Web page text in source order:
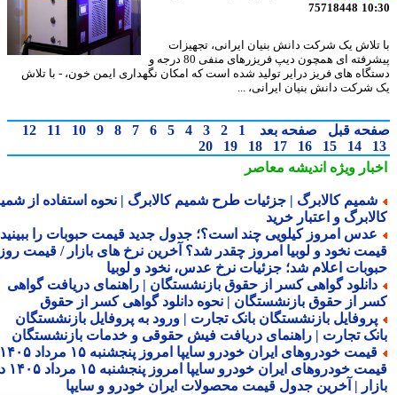
75718448
یک شرکت دانش بنیان ایرانی، تجهیزات
پیشرفته ای همچون دیپ فریزرهای منفی 80 درجه و
های فریز درایر تولید شده است که امکان نگهداری ایمن خون، - با تلاش
دانش بنیان ایرانی، ...
قبل صفحه بعد 1
2
3
4
5
6
7
8
9
10
11
12
14
15
16
17
18
19
20
ویژهاندیشه معاصر
کالابرگ | جزئیات طرح شمیم کالابرگ | نحوه استفاده از شمیم
و اعتبار خرید
امروز کیلویی چند است؟؛ جدول جدید قیمت حبوبات را ببینید /
نخود و لوبیا امروز چقدر شد؟ آخرین نرخ های بازار / قیمت روز
اعلام شد؛ جزئیات نرخ عدس، نخود و لوبیا
گواهی کسر از حقوق بازنشستگان | راهنمای دریافت گواهی
از حقوق بازنشستگان | نحوه دانلود گواهی کسر از حقوق
بازنشستگان بانک تجارت | ورود به پروفایل بازنشستگان
تجارت | راهنمای دریافت فیش حقوقی و خدمات بازنشستگان
قیمت خودروهای ایران خودرو سایپا امروز پنجشنبه ۱۵ مرداد ۱۴۰۵ |
قیمت خودروهای ایران خودرو سایپا امروز پنجشنبه ۱۵ مرداد ۱۴۰۵ در
| آخرین جدول قیمت محصولات ایران خودرو و سایپا